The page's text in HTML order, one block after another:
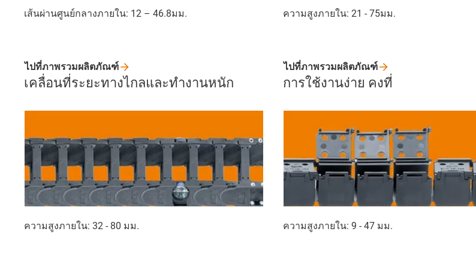
เส้นผ่านศูนย์กลางภายใน: 12 – 46.8มม. ความสูงภายใน: 21 - 75มม.
เคลื่อนที่ระยะทางไกลและทำงานหนัก
ความสูงภายใน: 32 - 80 มม.
ไปที่ภาพรวมผลิตภัณฑ์
การใช้งานง่าย คงที่
ความสูงภายใน: 9 - 47 มม.
ไปที่ภาพรวมผลิตภัณฑ์